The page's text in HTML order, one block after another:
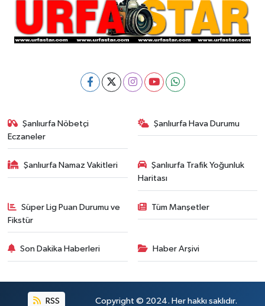
Şanlıurfa Nöbetçi
Eczaneler
Şanlıurfa Hava Durumu
Şanlıurfa Namaz Vakitleri
Şanlıurfa Trafik Yoğunluk
Haritası
Süper Lig Puan Durumu ve
Fikstür
Tüm Manşetler
Son Dakika Haberleri Haber Arşivi
RSS Copyright © 2024. Her hakkı saklıdır.